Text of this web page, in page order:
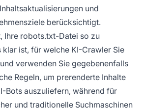
und
berücksichtigt.
Ihre robots.txt-Datei so zu
ist, für welche KI-Crawler Sie
verwenden Sie gegebenenfalls
Regeln, um prerenderte Inhalte
Bots auszuliefern, während für
und traditionelle Suchmaschinen